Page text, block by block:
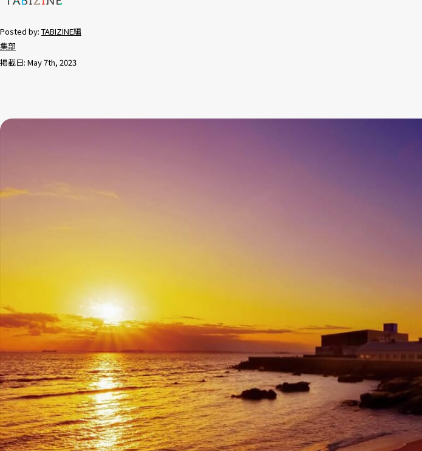
Posted by: TABIZINE編
集部
掲載日: May 7th, 2023